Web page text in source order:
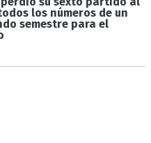
los números de un
semestre para el